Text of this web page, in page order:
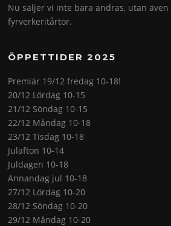
Nu säljer vi inte bara andras, utan även
fyrverkeritårtor.
ÖPPETTIDER 2025
Premiär 19/12 fredag 10-18!
20/12 Lördag 10-15
21/12 Söndag 10-15
22/12 Måndag 10-18
23/12 Tisdag 10-18
Julafton 10-14
Juldagen 10-18
Annandag jul 10-18
27/12 Lördag 10-20
28/12 Söndag 10-20
29/12 Måndag 10-20